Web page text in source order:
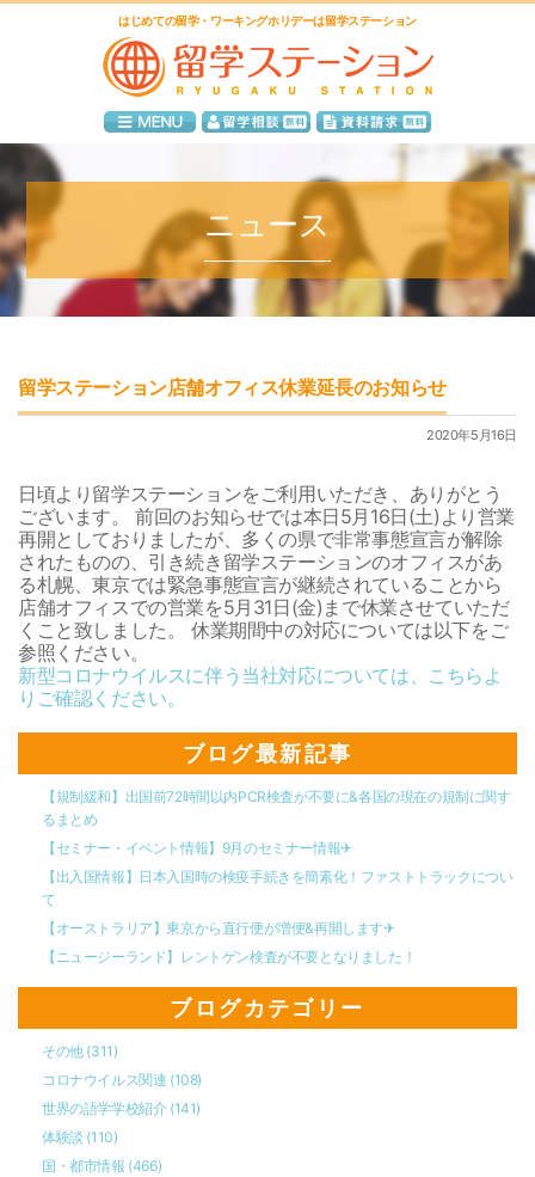
はじめての留学・ワーキングホリデーは留学ステーション
ニュース
留学ステーション店舗オフィス休業延長のお知らせ
2020年5月16日
日頃より留学ステーションをご利用いただき、ありがとう
ございます。 前回のお知らせでは本日5月16日(土)より営業
再開としておりましたが、多くの県で非常事態宣言が解除
されたものの、引き続き留学ステーションのオフィスがあ
る札幌、東京では緊急事態宣言が継続されていることから
店舗オフィスでの営業を5月31日(金)まで休業させていただ
くこと致しました。 休業期間中の対応については以下をご
参照ください。
新型コロナウイルスに伴う当社対応については、こちらよ
りご確認ください。
ブログ最新記事
【規制緩和】出国前72時間以内PCR検査が不要に&各国の現在の規制に関す
るまとめ
【セミナー・イベント情報】9月のセミナー情報✈︎
【出入国情報】日本入国時の検疫手続きを簡素化！ファストトラックについ
て
【オーストラリア】東京から直行便が増便&再開します✈︎
【ニュージーランド】レントゲン検査が不要となりました！
ブログカテゴリー
その他 (311)
コロナウイルス関連 (108)
世界の語学学校紹介 (141)
体験談 (110)
国・都市情報 (466)